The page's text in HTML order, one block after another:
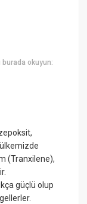
burada okuyun:
(Tranxilene),
güçlü olup